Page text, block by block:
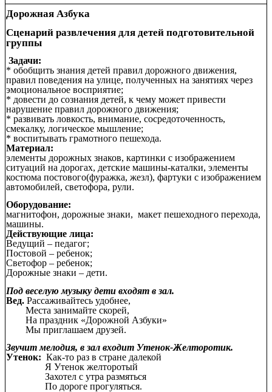
Дорожная Азбука
Сценарий развлечения для детей подготовительной
группы
Задачи:
* обобщить знания детей правил дорожного движения,
правил поведения на улице, полученных на занятиях через
эмоциональное восприятие;
* довести до сознания детей, к чему может привести
нарушение правил дорожного движения;
* развивать ловкость, внимание, сосредоточенность,
смекалку, логическое мышление;
* воспитывать грамотного пешехода.
Материал:
элементы дорожных знаков, картинки с изображением
ситуаций на дорогах, детские машины-каталки, элементы
костюма постового(фуражка, жезл), фартуки с изображением
автомобилей, светофора, рули.
Оборудование:
магнитофон, дорожные знаки, макет пешеходного перехода,
машины.
Действующие лица:
Ведущий – педагог;
Постовой – ребенок;
Светофор – ребенок;
Дорожные знаки – дети.
Под веселую музыку дети входят в зал.
Вед. Рассаживайтесь удобнее,
Места занимайте скорей,
На праздник «Дорожной Азбуки»
Мы приглашаем друзей.
Звучит мелодия, в зал входит Утенок-Желторотик.
Утенок: Как-то раз в стране далекой
Я Утенок желторотый
Захотел с утра размяться
По дороге прогуляться.